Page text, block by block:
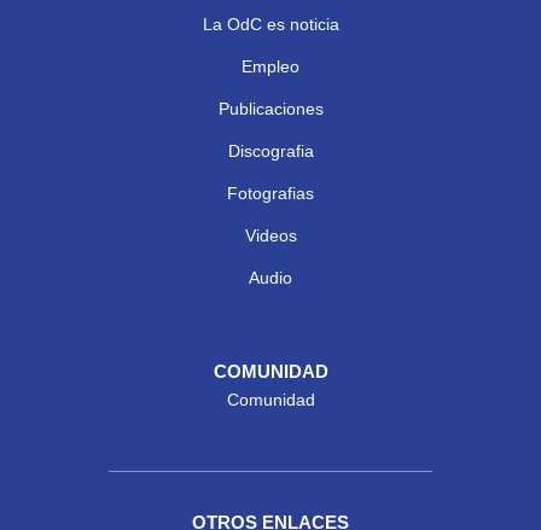
La OdC es noticia
Empleo
Publicaciones
Discografia
Fotografias
Videos
Audio
COMUNIDAD
Comunidad
OTROS ENLACES